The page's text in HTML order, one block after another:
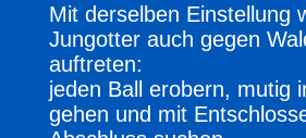
Mit derselben Einstellung
Jungotter auch gegen
auftreten:
jeden Ball erobern, mutig
gehen und mit